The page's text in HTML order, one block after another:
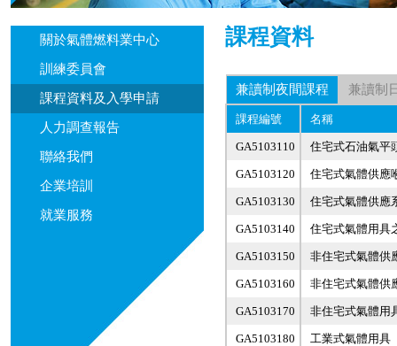
關於氣體燃料業中心
訓練委員會
課程資料及入學申請
人力調查報告
聯絡我們
企業培訓
就業服務
課程資料
兼讀制夜間課程 兼讀制
課程編號 名稱
GA5103110 住宅式石油氣平
GA5103120 住宅式氣體供應
GA5103130 住宅式氣體供應
GA5103140 住宅式氣體用具
GA5103150 非住宅式氣體供
GA5103160 非住宅式氣體供
GA5103170 非住宅式氣體用
GA5103180 工業式氣體用具